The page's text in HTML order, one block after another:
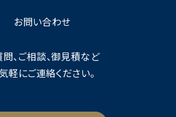
お問い合わせ
問、ご相談、御見積など
軽にご連絡ください。